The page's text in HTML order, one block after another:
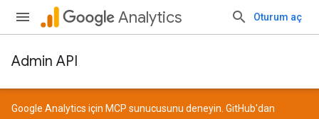
Analytics Oturum aç
Admin API
Google Analytics için MCP sunucusunu deneyin. GitHub'dan